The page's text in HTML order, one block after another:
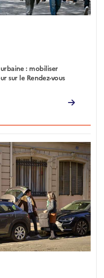
: mobiliser
sur le Rendez-vous